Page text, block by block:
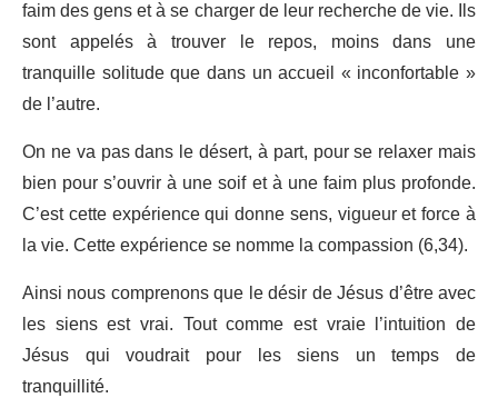
faim des gens et à se charger de leur recherche de vie. Ils
sont appelés à trouver le repos, moins dans une
tranquille solitude que dans un accueil « inconfortable »
de l’autre.
On ne va pas dans le désert, à part, pour se relaxer mais
bien pour s’ouvrir à une soif et à une faim plus profonde.
C’est cette expérience qui donne sens, vigueur et force à
la vie. Cette expérience se nomme la compassion (6,34).
Ainsi nous comprenons que le désir de Jésus d’être avec
les siens est vrai. Tout comme est vraie l’intuition de
Jésus qui voudrait pour les siens un temps de
tranquillité.